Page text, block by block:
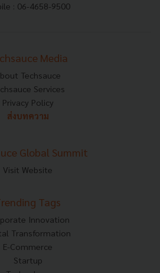
: 06-4658-9500
Media
Techsauce
Services
Privacy Policy
ส่งบทความ
Global Summit
Visit Website
Tags
Innovation
Transformation
E-Commerce
Startup